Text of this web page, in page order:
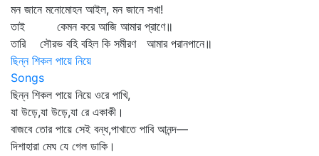
মন জানে মনোমোহন আইল, মন জানে সখা!
তাই কেমন করে আজি আমার প্রাণে॥
তারি সৌরভ বহি বহিল কি সমীরণ আমার পরানপানে॥
ছিন্ন শিকল পায়ে নিয়ে
Songs
ছিন্ন শিকল পায়ে নিয়ে ওরে পাখি,
যা উড়ে,যা উড়ে,যা রে একাকী।
বাজবে তোর পায়ে সেই বন্ধ,পাখাতে পাবি আনন্দ—
দিশাহারা মেঘ যে গেল ডাকি।